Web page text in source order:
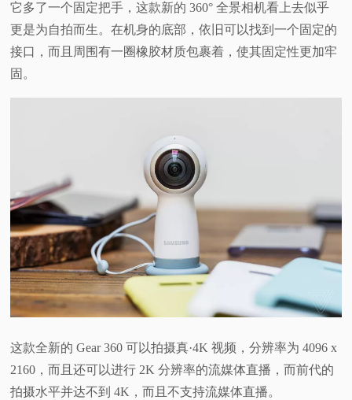
它多了一个固定把手，这款新的 360° 全景相机看上去似乎
更是为自拍而生。在机身的底部，依旧可以找到一个固定的
接口，而且周围有一圈橡胶材质包裹着，使其固定性更加牢
固。
这款全新的 Gear 360 可以拍摄真·4K 视频，分辨率为 4096 x
2160，而且还可以进行 2K 分辨率的流媒体直播，而前代的
拍摄水平并达不到 4K，而且不支持流媒体直播。